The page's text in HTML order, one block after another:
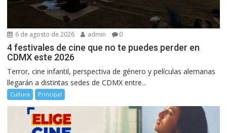
6 de agosto de 2026 admin 0
4 festivales de cine que no te puedes perder en
CDMX este 2026
Terror, cine infantil, perspectiva de género y películas alemanas
llegarán a distintas sedes de CDMX entre...
Cultura Principal